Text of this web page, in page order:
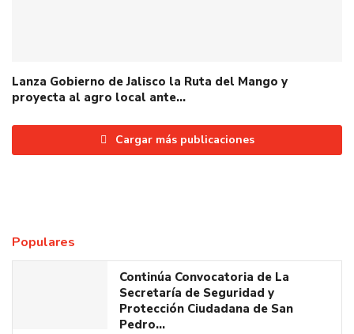
Lanza Gobierno de Jalisco la Ruta del Mango y
proyecta al agro local ante…
Cargar más publicaciones
Populares
Continúa Convocatoria de La
Secretaría de Seguridad y
Protección Ciudadana de San
Pedro…